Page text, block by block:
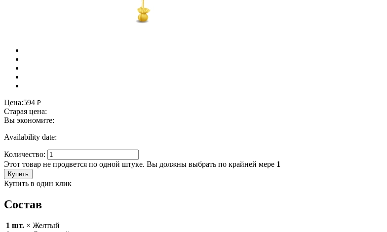
Цена:594 ₽
Старая цена:
Вы экономите:
Availability date:
Количество:
Этот товар не продвется по одной штуке. Вы должны выбрать по крайней мере 1
Купить
Купить в один клик
Состав
1 шт. × Желтый